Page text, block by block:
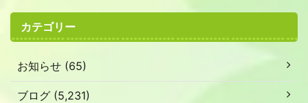
カテゴリー
お知らせ (65)
ブログ (5,231)